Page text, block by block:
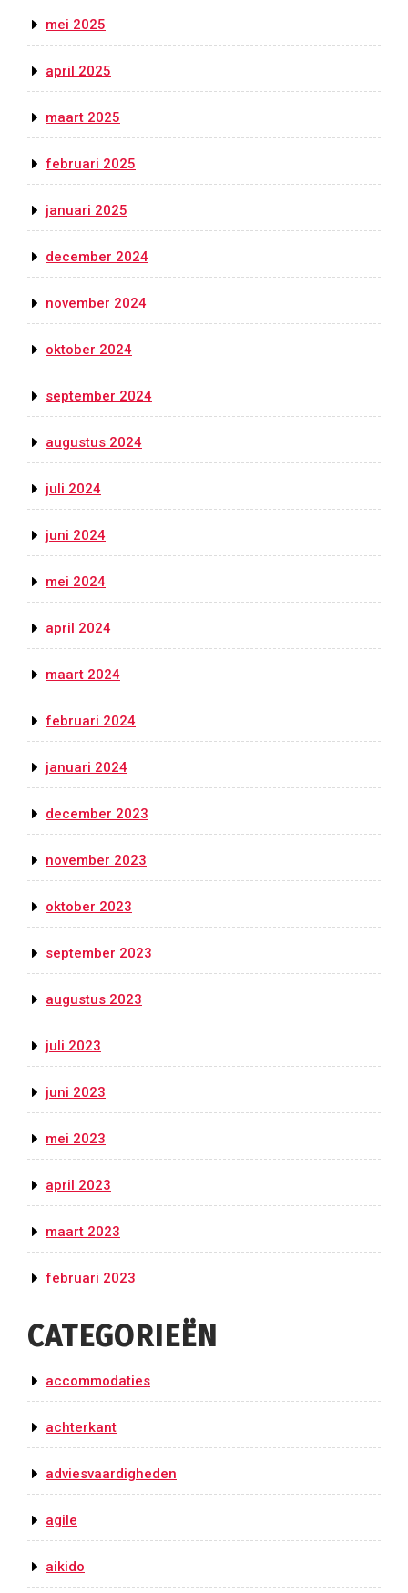
mei 2025
april 2025
maart 2025
februari 2025
januari 2025
december 2024
november 2024
oktober 2024
september 2024
augustus 2024
juli 2024
juni 2024
mei 2024
april 2024
maart 2024
februari 2024
januari 2024
december 2023
november 2023
oktober 2023
september 2023
augustus 2023
juli 2023
juni 2023
mei 2023
april 2023
maart 2023
februari 2023
CATEGORIEËN
accommodaties
achterkant
adviesvaardigheden
agile
aikido